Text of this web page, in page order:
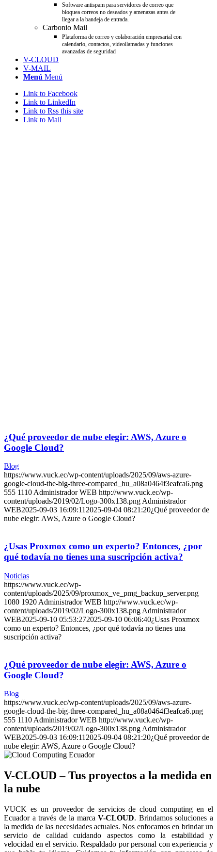
Software antispam para servidores de correo que
bloquea correos no deseados y amenazas antes de
llegar a la bandeja de entrada.
Carbonio Mail
Plataforma de correo y colaboración empresarial con
calendario, contactos, videollamadas y funciones
avanzadas de seguridad
V-CLOUD
V-MAIL
Menú Menú
Link to Facebook
Link to LinkedIn
Link to Rss this site
Link to Mail
¿Qué proveedor de nube elegir: AWS, Azure o
Google Cloud?
Blog
https://www.vuck.ec/wp-content/uploads/2025/09/aws-azure-
google-cloud-the-big-three-compared_hu_a08a0464f3eafca6.png
555 1110Administrador WEB http://www.vuck.ec/wp-
content/uploads/2019/02/Logo-300x138.pngAdministrador
WEB2025-09-03 16:09:112025-09-04 08:21:20¿Qué proveedor de
nube elegir: AWS, Azure o Google Cloud?
¿Usas Proxmox como un experto? Entonces, ¿por
qué todavía no tienes una suscripción activa?
Noticias
https://www.vuck.ec/wp-
content/uploads/2025/09/proxmox_ve_pmg_backup_server.png
1080 1920 Administrador WEB http://www.vuck.ec/wp-
content/uploads/2019/02/Logo-300x138.png Administrador
WEB2025-09-10 05:53:272025-09-10 06:06:40¿Usas Proxmox
como un experto? Entonces, ¿por qué todavía no tienes una
suscripción activa?
¿Qué proveedor de nube elegir: AWS, Azure o
Google Cloud?
Blog
https://www.vuck.ec/wp-content/uploads/2025/09/aws-azure-
google-cloud-the-big-three-compared_hu_a08a0464f3eafca6.png
555 1110 Administrador WEB http://www.vuck.ec/wp-
content/uploads/2019/02/Logo-300x138.png Administrador
WEB2025-09-03 16:09:11 2025-09-04 08:21:20¿Qué proveedor de
nube elegir: AWS, Azure o Google Cloud?
V-CLOUD – Tus proyectos a la medida en
la nube
VUCK es un proveedor de servicios de cloud computing en el
Ecuador a través de la marcaV-CLOUD. Brindamos soluciones a
la medida de las necesidades actuales. Nos enfocamos en brindar un
servicio de calidad cuidando aspectos como la estabilidad y
velocidad en el servicio. Respaldado por personal con experiencia y